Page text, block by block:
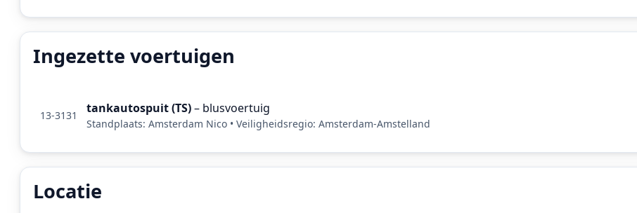
Ingezette voertuigen
13-3131 tankautospuit (TS)– blusvoertuig
Standplaats: Amsterdam Nico • Veiligheidsregio: Amsterdam-Amstelland
Locatie
Locatie van het incident: Commelinstraat, Amsterdam.